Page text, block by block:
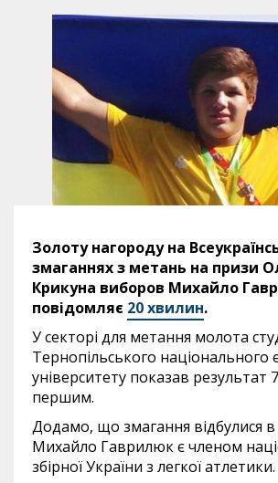
Золоту нагороду на
змаганнях з метань на призи
Крикуна виборов Михайло
повідомляє 20 хвилин.
У секторі для метання молота
Тернопільського національного
університету показав результат
першим.
Додамо, що змагання відбулися в
Михайло Гаврилюк є членом
збірної України з легкої атлетики.